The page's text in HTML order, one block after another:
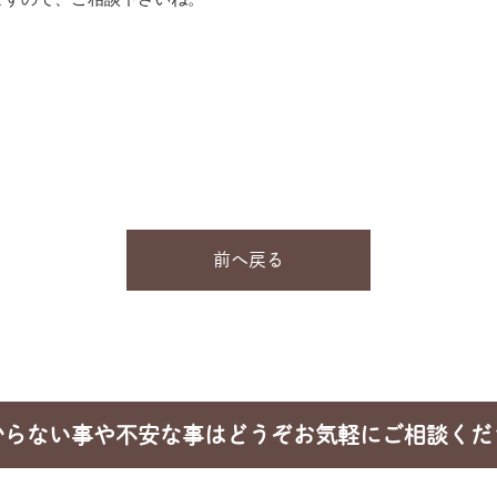
前へ戻る
らない事や不安な事はどうぞお気軽にご相談くだ